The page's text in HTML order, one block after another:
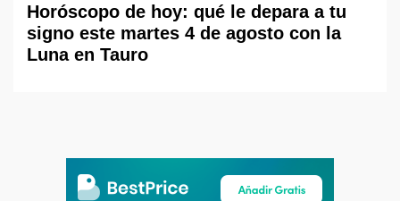
Horóscopo de hoy: qué le depara a tu
signo este martes 4 de agosto con la
Luna en Tauro